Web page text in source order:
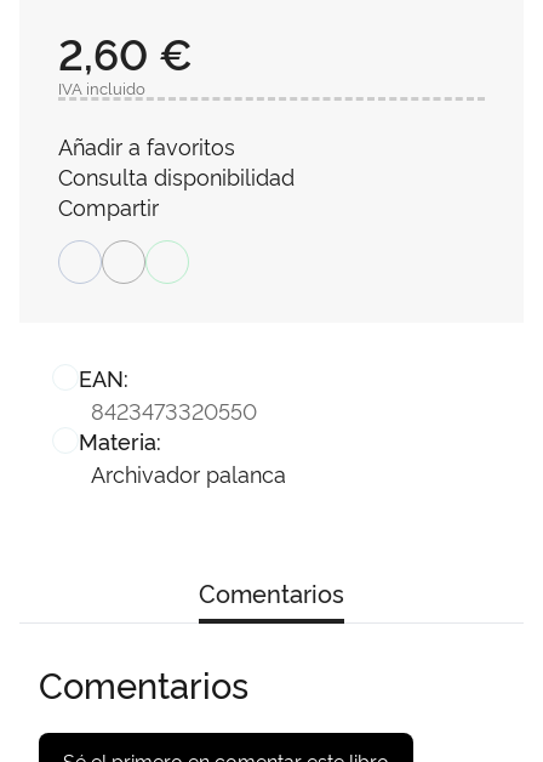
EAN:
8423473320550
Materia:
Archivador palanca
2,60 €
IVA incluido
Añadir a favoritos
Consulta disponibilidad
Compartir
Comentarios
Comentarios